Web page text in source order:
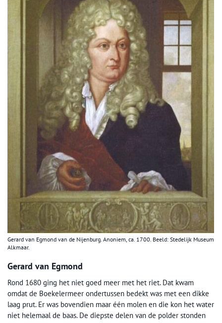
Gerard van Egmond van de Nijenburg. Anoniem, ca. 1700. Beeld: Stedelijk Museum
Alkmaar.
Gerard van Egmond
Rond 1680 ging het niet goed meer met het riet. Dat kwam
omdat de Boekelermeer ondertussen bedekt was met een dikke
laag prut. Er was bovendien maar één molen en die kon het water
niet helemaal de baas. De diepste delen van de polder stonden